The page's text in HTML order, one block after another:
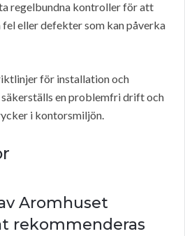
regelbundna kontroller för att
eller defekter som kan påverka
för installation och
en problemfri drift och
i kontorsmiljön.
Aromhuset
rekommenderas